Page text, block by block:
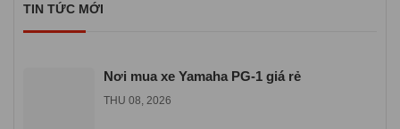
TIN TỨC MỚI
Nơi mua xe Yamaha PG-1 giá rẻ
THU 08, 2026